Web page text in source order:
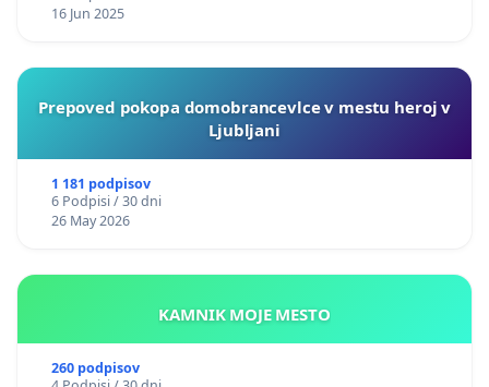
16 Jun 2025
Prepoved pokopa domobrancevlce v mestu heroj v
Ljubljani
1 181 podpisov
6 Podpisi / 30 dni
26 May 2026
KAMNIK MOJE MESTO
260 podpisov